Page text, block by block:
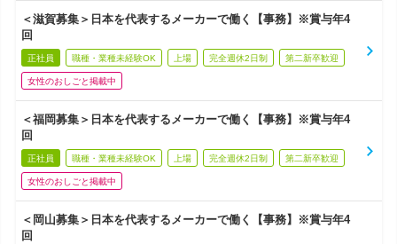
＜滋賀募集＞日本を代表するメーカーで働く【事務】※賞与年4
回
正社員 職種・業種未経験OK 上場 完全週休2日制 第二新卒歓迎
女性のおしごと掲載中
＜福岡募集＞日本を代表するメーカーで働く【事務】※賞与年4
回
正社員 職種・業種未経験OK 上場 完全週休2日制 第二新卒歓迎
女性のおしごと掲載中
＜岡山募集＞日本を代表するメーカーで働く【事務】※賞与年4
回